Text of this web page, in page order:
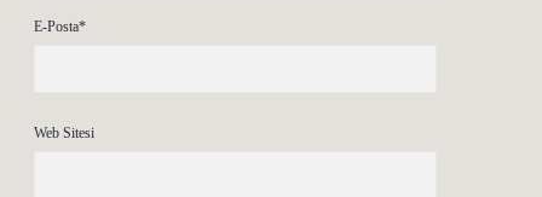
E-Posta*
Web Sitesi